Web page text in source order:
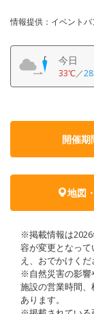
情報提供：イベントバ
今日
33℃／
開催期
地図
※掲載情報は
容が変更となっ
え、おでかけくだ
※自然災害の影響
施設の営業時間
あります。